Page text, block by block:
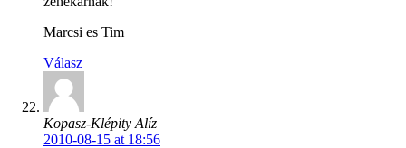
Marcsi es Tim
Válasz
Kopasz-Klépity Alíz
2010-08-15 at 18:56